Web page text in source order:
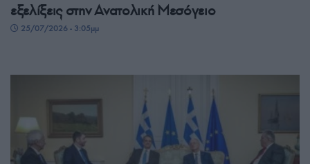
εξελίξεις στην Ανατολική Μεσόγειο
25/07/2026 - 3:05μμ